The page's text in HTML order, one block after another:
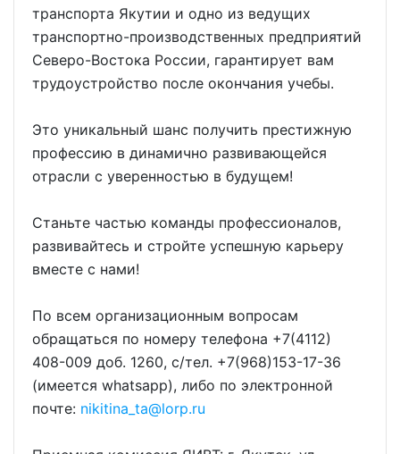
транспорта Якутии и одно из ведущих
транспортно-производственных предприятий
Северо-Востока России, гарантирует вам
трудоустройство после окончания учебы.
Это уникальный шанс получить престижную
профессию в динамично развивающейся
отрасли с уверенностью в будущем!
Станьте частью команды профессионалов,
развивайтесь и стройте успешную карьеру
вместе с нами!
По всем организационным вопросам
обращаться по номеру телефона +7(4112)
408-009 доб. 1260, с/тел. +7(968)153-17-36
(имеется whatsapp), либо по электронной
почте: nikitina_ta@lorp.ru